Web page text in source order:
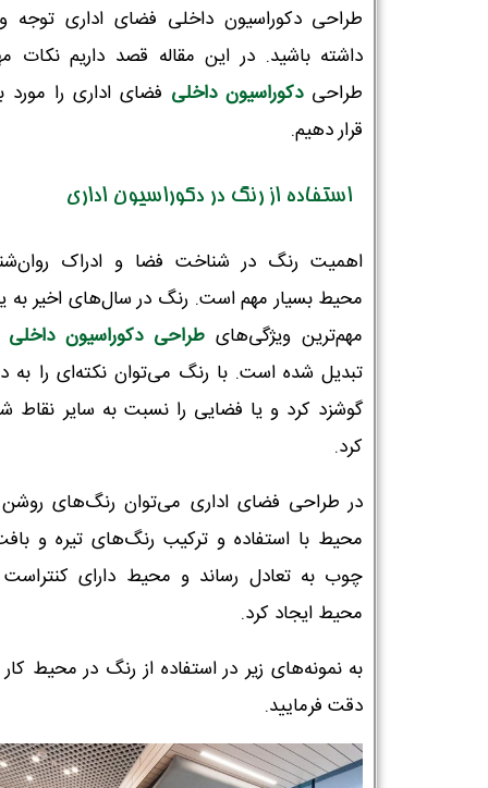
طراحی دکوراسیون داخلی فضای اداری توجه
داشته باشید. در این مقاله قصد داریم نکات
طراحیدکوراسیون داخلی فضای اداری را مورد
قرار دهیم.
استفاده از رنگ در دکوراسیون اداری
اهمیت رنگ در شناخت فضا و ادراک
محیط بسیار مهم است. رنگ در سال‌های اخیر به
مهم‌ترین ویژگی‌های طراحی دکوراسیون داخلی
تبدیل شده است. با رنگ می‌توان نکته‌ای را به
گوشزد کرد و یا فضایی را نسبت به سایر
کرد.
در طراحی فضای اداری می‌توان رنگ‌های روشن
محیط با استفاده و ترکیب رنگ‌های تیره و
چوب به تعادل رساند و محیط دارای کنتراست
محیط ایجاد کرد.
به نمونه‌های زیر در استفاده از رنگ در محیط کار
دقت فرمایید.